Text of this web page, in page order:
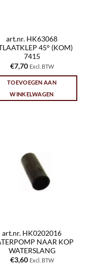
art.nr. HK63068
45° (KOM)
7415
€7,70 Excl. BTW
TOEVOEGEN AAN
WINKELWAGEN
art.nr. HK0202016
NAAR KOP
WATERSLANG
€3,60 Excl. BTW